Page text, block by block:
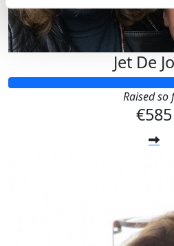
Jet De
Raised so
€585